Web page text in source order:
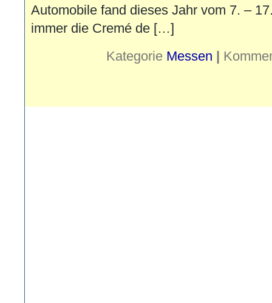
Automobile fand dieses Jahr vom 7. –
immer die Cremé de […]
Kategorie Messen |